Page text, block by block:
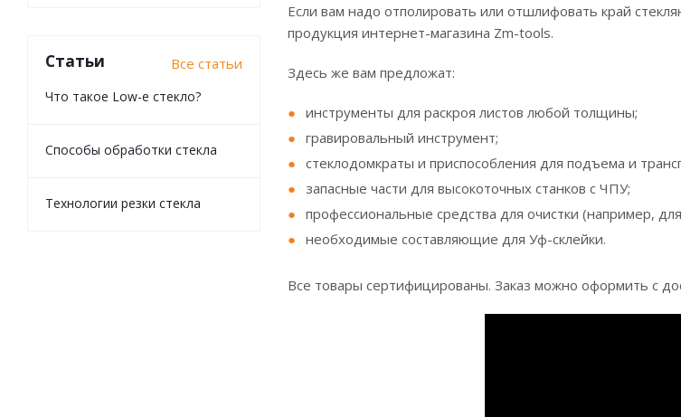
Если вам надо отполировать или отшлифовать край
продукция интернет-магазина Zm-tools.
Здесь же вам предложат:
инструменты для раскроя листов любой толщины;
гравировальный инструмент;
стеклодомкраты и приспособления для подъема и
запасные части для высокоточных станков с ЧПУ;
профессиональные средства для очистки (например,
необходимые составляющие для Уф-склейки.
Все товары сертифицированы. Заказ можно оформить с
Статьи Все статьи
Что такое Low-e стекло?
Способы обработки стекла
Технологии резки стекла